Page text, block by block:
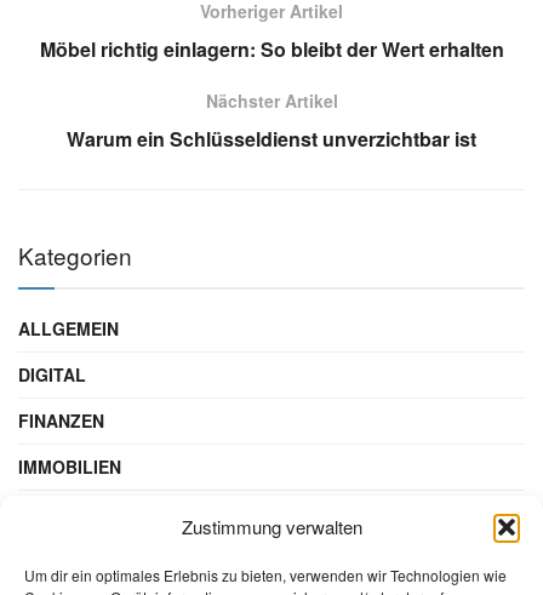
Zustimmung verwalten
Um dir ein optimales Erlebnis zu bieten, verwenden wir Technologien wie
Vorheriger Artikel
Möbel richtig einlagern: So bleibt der Wert erhalten
Nächster Artikel
Warum ein Schlüsseldienst unverzichtbar ist
Kategorien
ALLGEMEIN
DIGITAL
FINANZEN
IMMOBILIEN